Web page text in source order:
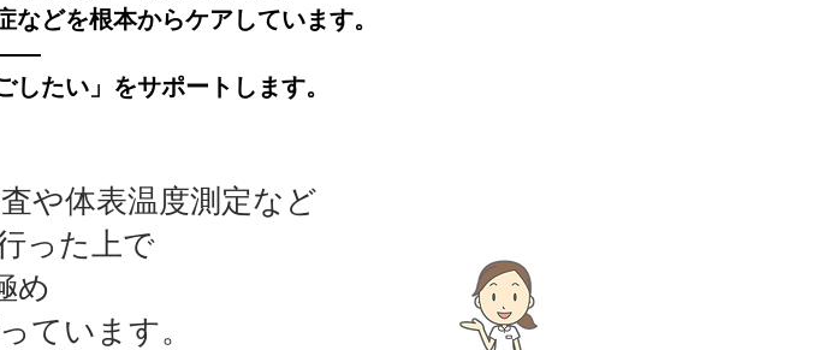
どを根本からケアしています。
――
たい」をサポートします。
や体表温度測定など
った上で
め
ています。